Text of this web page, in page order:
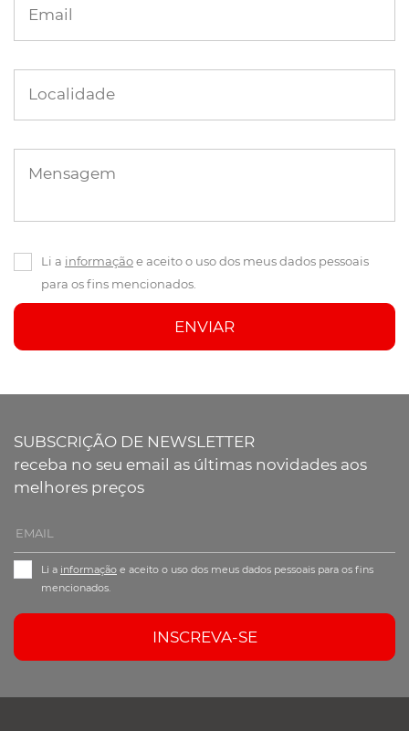
Email
Localidade
Mensagem
Li a informaçãoe aceito o uso dos meus dados pessoais
para os fins mencionados.
ENVIAR
SUBSCRIÇÃO DE NEWSLETTER
receba no seu email as últimas novidades aos
melhores preços
Li a informação e aceito o uso dos meus dados pessoais para os fins
mencionados.
INSCREVA-SE